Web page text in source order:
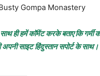
Gompa Monastery
ही हमें कॉमेंट करके बताए कि गर्मी
साइट हिंदुस्तान सपोर्ट के साथ।